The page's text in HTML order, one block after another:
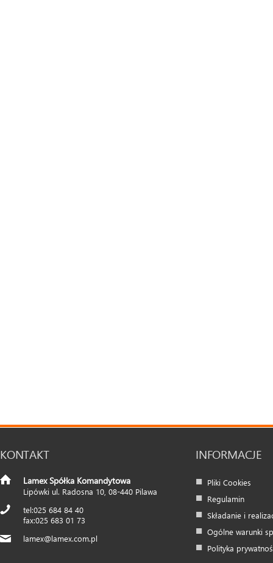
KONTAKT
Lamex Spółka Komandytowa
Lipówki ul. Radosna 10 08-440 Pilawa
025 684 84 40
025 683 01 73
lamex@lamex.com.pl
INFORMACJE
Pliki Cookies
Regulamin
Składanie i
Ogólne warunki
Polityka